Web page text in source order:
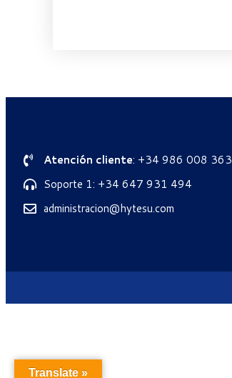
Atención cliente: +34 986 008 363
Soporte 1: +34 647 931 494
administracion@hytesu.com
Translate »